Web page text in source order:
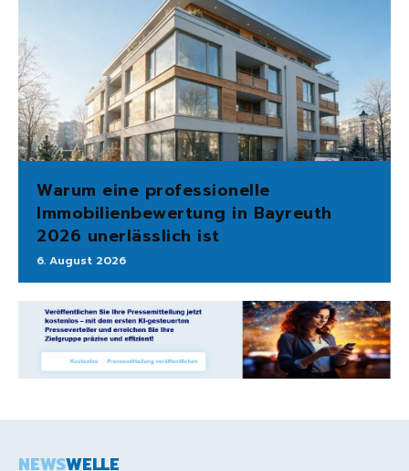
Warum eine professionelle
Immobilienbewertung in Bayreuth
2026 unerlässlich ist
6. August 2026
NEWSWELLE